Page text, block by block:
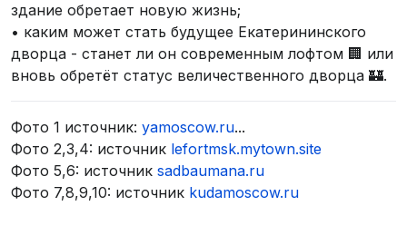
здание обретает новую жизнь;
• каким может стать будущее Екатерининского
дворца - станет ли он современным лофтом 🏢 или
вновь обретёт статус величественного дворца 🏰.
Фото 1 источник: yamoscow.ru...
Фото 2,3,4: источник lefortmsk.mytown.site
Фото 5,6: источник sadbaumana.ru
Фото 7,8,9,10: источник kudamoscow.ru